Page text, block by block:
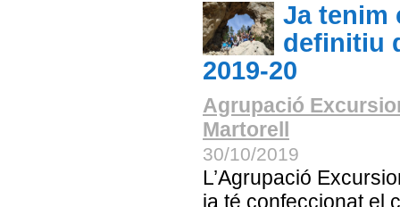
Ja tenim
definitiu
2019-20
Agrupació
Martorell
30/10/2019
L’Agrupació
ja té confeccionat el